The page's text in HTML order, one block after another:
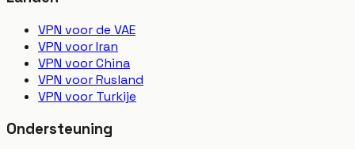
VPN voor de VAE
VPN voor Iran
VPN voor China
VPN voor Rusland
VPN voor Turkije
Ondersteuning